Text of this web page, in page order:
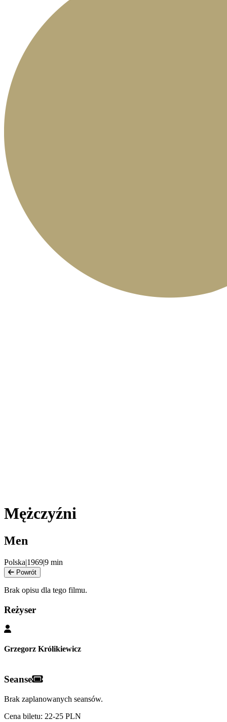
Mężczyźni
Men
Polska|1969|9 min
Powrót
Brak opisu dla tego filmu.
Reżyser
Grzegorz Królikiewicz
Seanse
Brak zaplanowanych seansów.
Cena biletu: 22-25 PLN